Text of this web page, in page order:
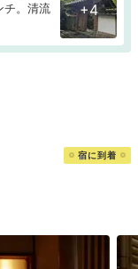
チ。清流
+4
宿に到着